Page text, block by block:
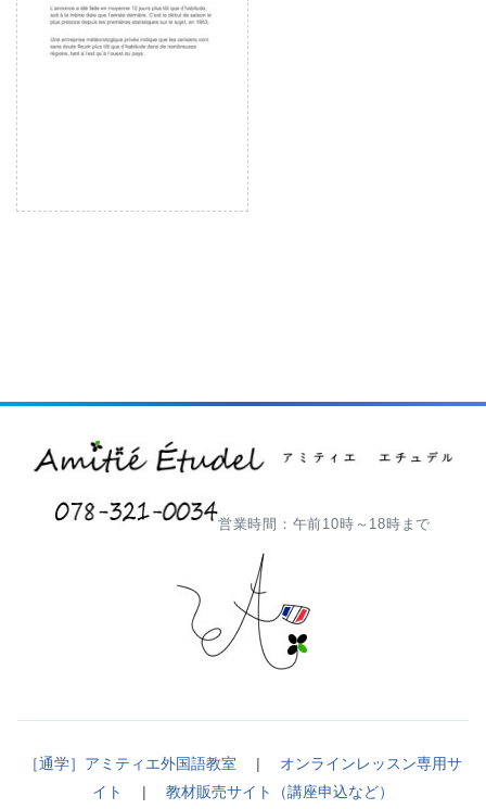
営業時間：午前10時～18時まで
［通学］アミティエ外国語教室 | オンラインレッスン専用サ
イト
| 教材販売サイト（講座申込など）